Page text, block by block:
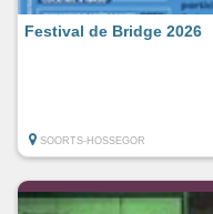
Festival de Bridge 2026
SOORTS-HOSSEGOR